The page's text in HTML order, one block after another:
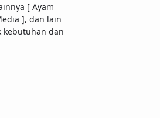
[ Ayam
], dan lain
kebutuhan dan